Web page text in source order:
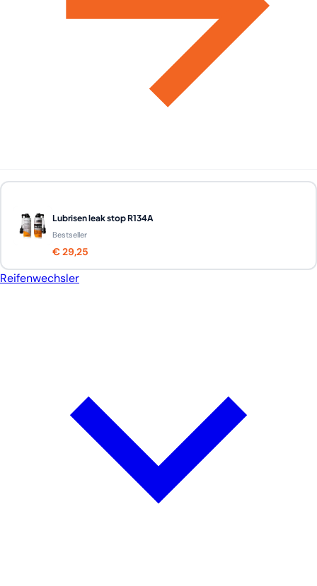
Lubrisen leak stop R134A
Bestseller
€ 29,25
Reifenwechsler